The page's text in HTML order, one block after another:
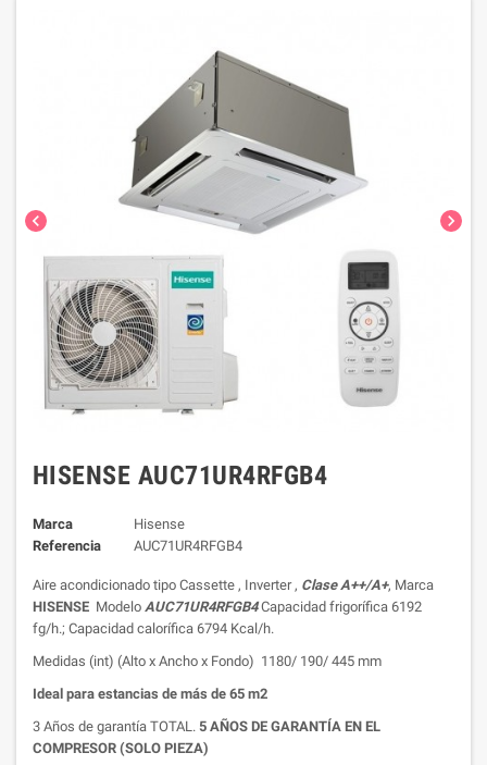
chevron_left chevron_right
HISENSE AUC71UR4RFGB4
Marca
Hisense
Referencia
AUC71UR4RFGB4
Aire acondicionado tipo Cassette , Inverter , Clase A++/A+, Marca
HISENSE Modelo AUC71UR4RFGB4 Capacidad frigorífica 6192
fg/h.; Capacidad calorífica 6794 Kcal/h.
Medidas (int) (Alto x Ancho x Fondo) 1180/ 190/ 445 mm
Ideal para estancias de más de 65 m2
3 Años de garantía TOTAL. 5 AÑOS DE GARANTÍA EN EL
COMPRESOR (SOLO PIEZA)